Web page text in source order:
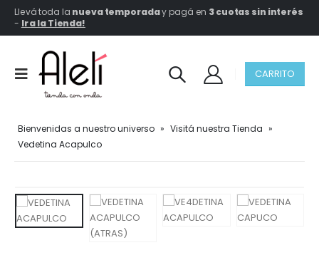
Llevá toda la nueva temporaday pagá en 3 cuotas sin interés
- Ir a la Tienda!
CARRITO
Bienvenidas a nuestro universo » Visitá nuestra Tienda »
Vedetina Acapulco